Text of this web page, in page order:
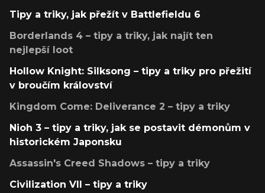
Tipy a triky, jak přežít v Battlefieldu 6
Borderlands 4 – tipy a triky, jak najít ten
nejlepší loot
Hollow Knight: Silksong – tipy a triky pro přežití
v broučím království
Kingdom Come: Deliverance 2 – tipy a triky
Nioh 3 – tipy a triky, jak se postavit démonům v
historickém Japonsku
Assassin's Creed Shadows – tipy a triky
Civilization VII – tipy a triky